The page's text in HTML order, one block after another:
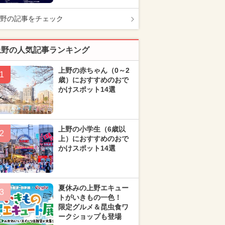
の記事をチェック
の人気記事ランキング
1
上野の赤ちゃん（0～2
歳）におすすめのおで
かけスポット14選
2
上野の小学生（6歳以
上）におすすめのおで
かけスポット14選
3
夏休みの上野エキュー
トがいきもの一色！
限定グルメ＆昆虫食ワ
ークショップも登場